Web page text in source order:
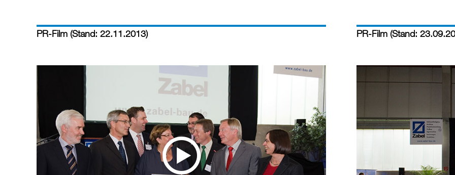
PR-Film (Stand: 22.11.2013) PR-Film (Stand: